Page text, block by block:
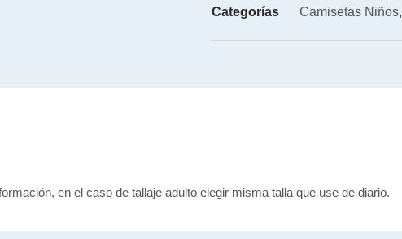
Categorías
Camisetas Niños,
en el caso de tallaje adulto elegir misma talla que use de diario.